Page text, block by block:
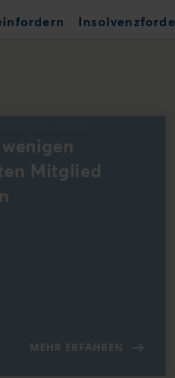
Mitglied
MEHR ERFAHREN